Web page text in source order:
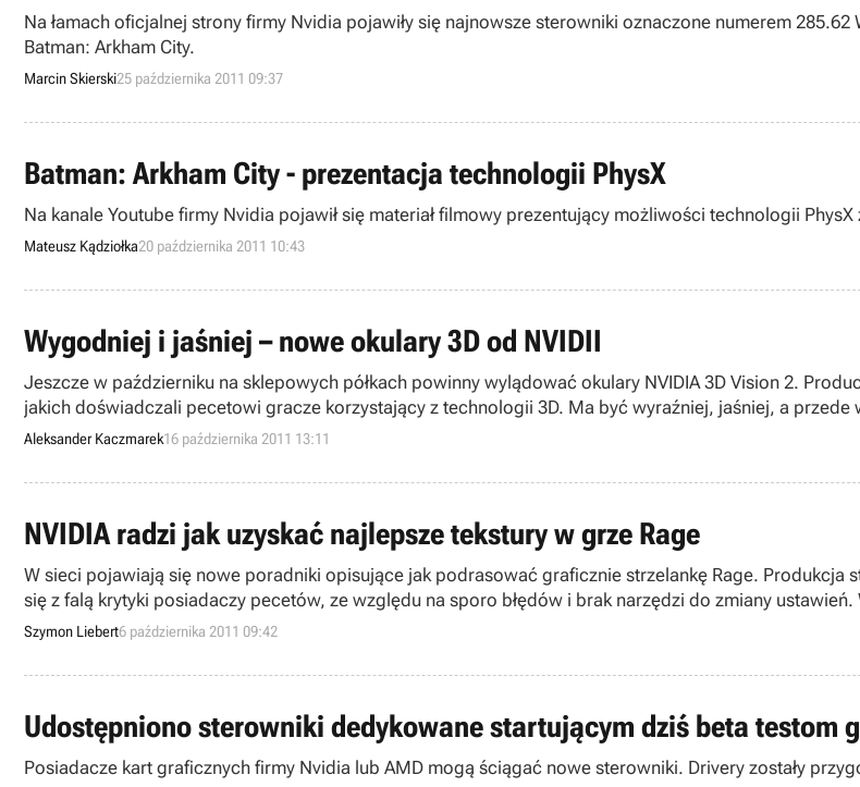
Na łamach oficjalnej strony firmy Nvidia pojawiły się najnowsze sterowniki oznaczone numerem
Batman: Arkham City.
Marcin Skierski25 października 2011 09:37
Batman: Arkham City - prezentacja technologii PhysX
Na kanale Youtube firmy Nvidia pojawił się materiał filmowy prezentujący możliwości technologii
Mateusz Kądziołka20 października 2011 10:43
Wygodniej i jaśniej – nowe okulary 3D od NVIDII
Jeszcze w październiku na sklepowych półkach powinny wylądować okulary NVIDIA 3D Vision 2.
jakich doświadczali pecetowi gracze korzystający z technologii 3D. Ma być wyraźniej, jaśniej, a
Aleksander Kaczmarek16 października 2011 13:11
NVIDIA radzi jak uzyskać najlepsze tekstury w grze Rage
W sieci pojawiają się nowe poradniki opisujące jak podrasować graficznie strzelankę Rage. Produkcja
się z falą krytyki posiadaczy pecetów, ze względu na sporo błędów i brak narzędzi do zmiany
nowej gry twórców Dooma i Quake’a.
Szymon Liebert6 października 2011 09:42
Udostępniono sterowniki dedykowane startującym dziś beta testom
Posiadacze kart graficznych firmy Nvidia lub AMD mogą ściągać nowe sterowniki. Drivery zostały